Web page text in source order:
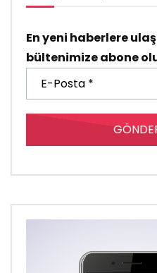
En yeni haberlere
bültenimize abone
Posta
*